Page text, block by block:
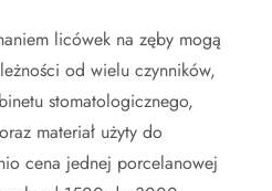
licówek na zęby mogą
od wielu czynników,
stomatologicznego,
materiał użyty do
cena jednej porcelanowej